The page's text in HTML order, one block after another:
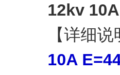
12kv 10A
【详细
10A